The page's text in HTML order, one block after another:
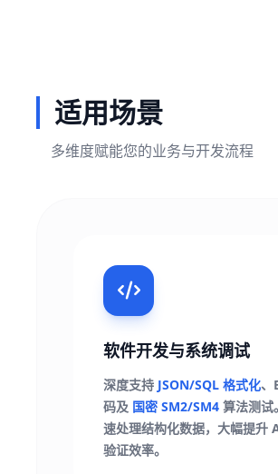
适用场景
多维度赋能您的业务与开发流程
软件开发与系统调试
深度支持 JSON/SQL 格式化、
码及 国密 SM2/SM4 算法测试
速处理结构化数据，大幅提升
验证效率。